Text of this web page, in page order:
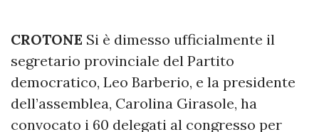
CROTONE Si è dimesso ufficialmente il
segretario provinciale del Partito
democratico, Leo Barberio, e la presidente
dell’assemblea, Carolina Girasole, ha
convocato i 60 delegati al congresso per